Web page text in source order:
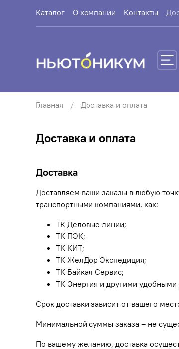
Каталог О компании Контакты
Главная Доставка и оплата
Доставка и оплата
Доставка
Доставляем ваши заказы в любую
транспортными компаниями, как:
ТК Деловые линии;
ТК ПЭК;
ТК КИТ;
ТК ЖелДор Экспедиция;
ТК Байкал Сервис;
ТК Энергия и другими удобными
Срок доставки зависит от вашего
Минимальной суммы заказа – не
По вашему желанию, доставка